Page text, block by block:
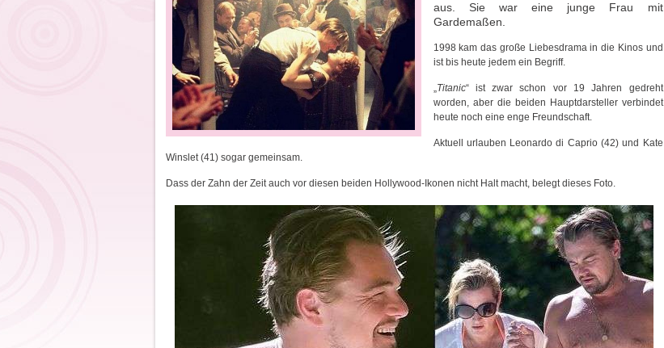
aus. Sie war eine junge Frau mit
Gardemaßen.
1998 kam das große Liebesdrama in die Kinos und
ist bis heute jedem ein Begriff.
„Titanic“ ist zwar schon vor 19 Jahren gedreht
worden, aber die beiden Hauptdarsteller verbindet
heute noch eine enge Freundschaft.
Aktuell urlauben Leonardo di Caprio (42) und Kate
Winslet (41) sogar gemeinsam.
Dass der Zahn der Zeit auch vor diesen beiden Hollywood-Ikonen nicht Halt macht, belegt dieses Foto.